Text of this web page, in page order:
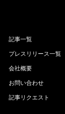
記事一覧
プレスリリース一覧
会社概要
お問い合わせ
記事リクエスト